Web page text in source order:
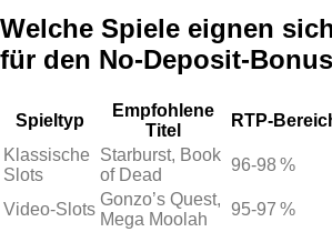
Welche Spiele eignen
für den
Spieltyp
Empfohlene
Titel
Klassische
Slots
Starburst, Book
of Dead
96‑98 %
Video‑Slots
Gonzo’s Quest,
Mega Moolah
95‑97 %